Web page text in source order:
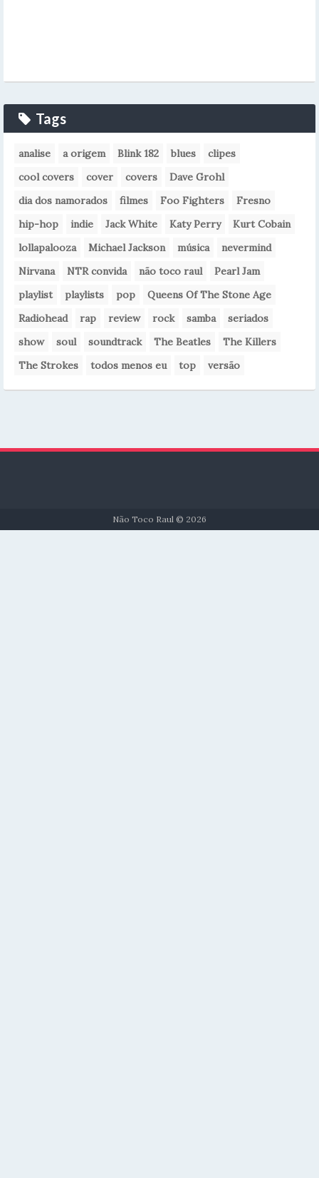
Tags
analise a origem Blink 182 blues
clipes
cool covers
cover covers
Dave Grohl
dia dos namorados
filmes Foo Fighters
Fresno
hip-hop
indie Jack White Katy Perry
Kurt Cobain
lollapalooza
Michael Jackson música
nevermind
Nirvana
NTR convida não toco raul
Pearl Jam
playlist
playlists pop
Queens Of The Stone Age
Radiohead
rap review rock samba
seriados
show
soul soundtrack The Beatles
The Killers
The Strokes
todos menos eu top versão
Não Toco Raul © 2026